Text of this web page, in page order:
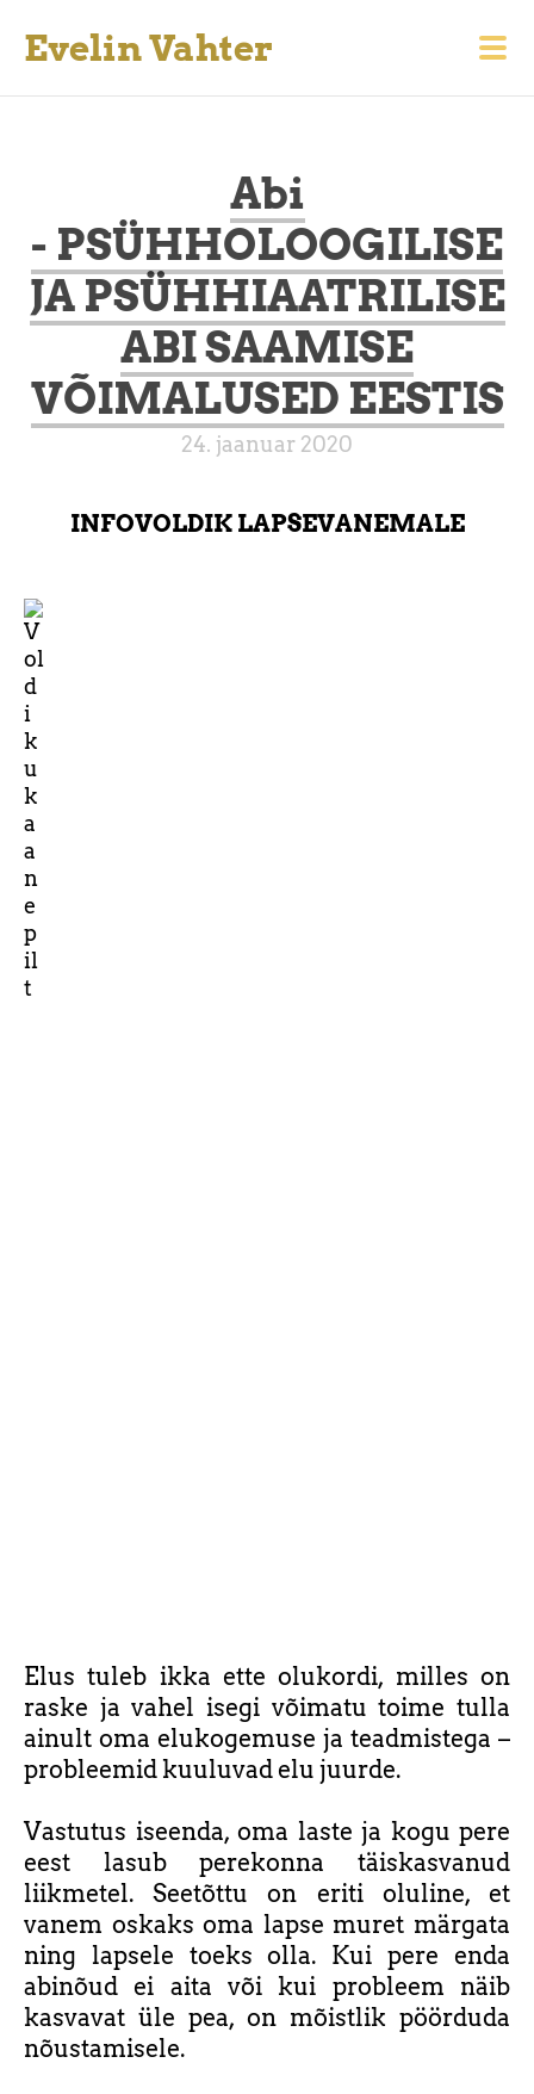
Evelin Vahter
Abi
- PSÜHHOLOOGILISE
JA PSÜHHIAATRILISE
ABI SAAMISE
VÕIMALUSED EESTIS
24. jaanuar 2020
INFOVOLDIK LAPSEVANEMALE
Elus tuleb ikka ette olukordi, milles on
raske ja vahel isegi võimatu toime tulla
ainult oma elukogemuse ja teadmistega –
probleemid kuuluvad elu juurde.
Vastutus iseenda, oma laste ja kogu pere
eest lasub perekonna täiskasvanud
liikmetel. Seetõttu on eriti oluline, et
vanem oskaks oma lapse muret märgata
ning lapsele toeks olla. Kui pere enda
abinõud ei aita või kui probleem näib
kasvavat üle pea, on mõistlik pöörduda
nõustamisele.